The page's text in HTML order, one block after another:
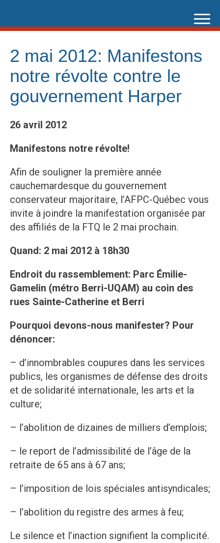
content
2 mai 2012: Manifestons
notre révolte contre le
gouvernement Harper
26 avril 2012
Manifestons notre révolte!
Afin de souligner la première année
cauchemardesque du gouvernement
conservateur majoritaire, l’AFPC-Québec vous
invite à joindre la manifestation organisée par
des affiliés de la FTQ le 2 mai prochain.
Quand: 2 mai 2012 à 18h30
Endroit du rassemblement: Parc Émilie-
Gamelin (métro Berri-UQAM) au coin des
rues Sainte-Catherine et Berri
Pourquoi devons-nous manifester? Pour
dénoncer:
– d’innombrables coupures dans les services
publics, les organismes de défense des droits
et de solidarité internationale, les arts et la
culture;
– l’abolition de dizaines de milliers d’emplois;
– le report de l’admissibilité de l’âge de la
retraite de 65 ans à 67 ans;
– l’imposition de lois spéciales antisyndicales;
– l’abolition du registre des armes à feu;
Le silence et l’inaction signifient la complicité.